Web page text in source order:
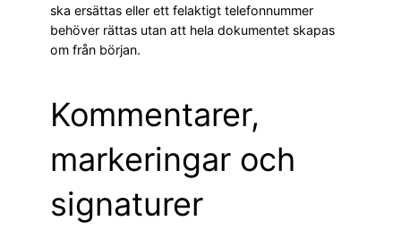
ska ersättas eller ett felaktigt telefonnummer
behöver rättas utan att hela dokumentet skapas
om från början.
Kommentarer,
markeringar och
signaturer